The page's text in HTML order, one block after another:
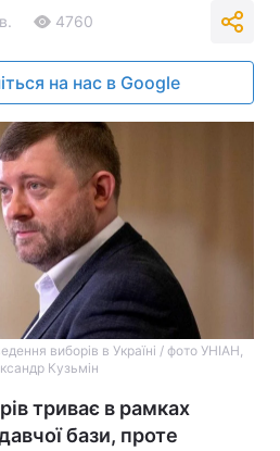
4760
на нас в Google
виборів в Україні / фото УНІАН,
Кузьмін
триває в рамках
бази, проте